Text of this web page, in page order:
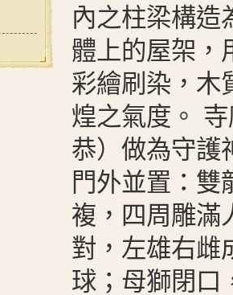
內之柱梁構造
體上的屋架，
彩繪刷染，木
煌之氣度。
恭）做為守護
門外並置：雙
複，四周雕滿
對，左雄右雌
球；母獅閉口